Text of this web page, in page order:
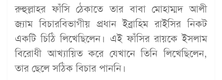
রুহুল্লাহর ফাঁসি ঠেকাতে তার বাবা মোহাম্মদ আলী
জ্যাম বিচারবিভাগীয় প্রধান ইব্রাহিম রাইসির নিকট
একটি চিঠি লিখেছিলেন। এই ফাঁসির রায়কে ইসলাম
বিরোধী আখ্যায়িত করে যেখানে তিনি লিখেছিলেন,
তার ছেলে সঠিক বিচার পাননি।